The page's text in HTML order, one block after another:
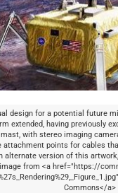
design for a potential future
extended, having previously
with stereo imaging
attachment points for cables
version of this
from <a href="https://
Commons</a>